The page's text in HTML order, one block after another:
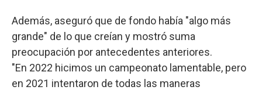
Además, aseguró que de fondo había "algo más
grande" de lo que creían y mostró suma
preocupación por antecedentes anteriores.
"En 2022 hicimos un campeonato lamentable, pero
en 2021 intentaron de todas las maneras